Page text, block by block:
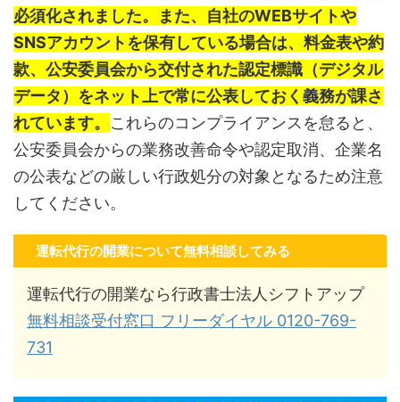
必須化されました。また、自社のWEBサイトや
SNSアカウントを保有している場合は、料金表や約
款、公安委員会から交付された認定標識（デジタル
データ）をネット上で常に公表しておく義務が課さ
れています。 これらのコンプライアンスを怠ると、
公安委員会からの業務改善命令や認定取消、企業名
の公表などの厳しい行政処分の対象となるため注意
してください。
運転代行の開業について無料相談してみる
運転代行の開業なら行政書士法人シフトアップ
無料相談受付窓口 フリーダイヤル 0120-769-
731